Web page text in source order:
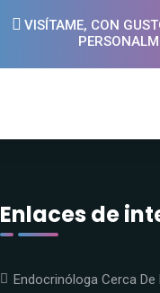
VISÍTAME, CON
Enlaces de
Endocrinóloga Cerca De